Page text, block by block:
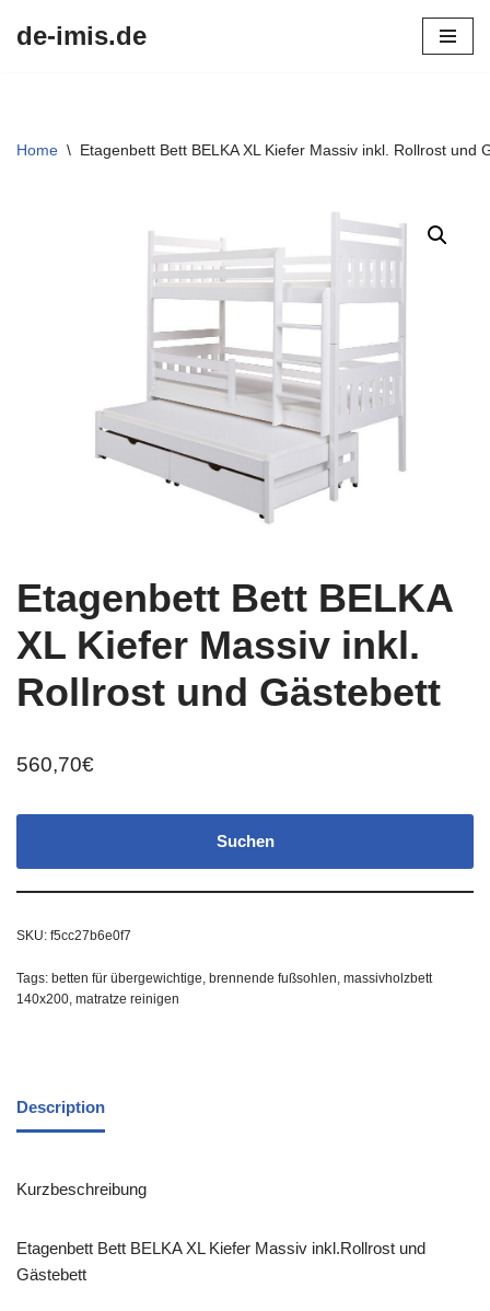
de-imis.de
Home \ Etagenbett Bett BELKA XL Kiefer Massiv inkl. Rollrost und
Etagenbett Bett BELKA
XL Kiefer Massiv inkl.
Rollrost und Gästebett
560,70€
Suchen
SKU: f5cc27b6e0f7
Tags: betten für übergewichtige, brennende fußsohlen, massivholzbett
140x200, matratze reinigen
Description
Kurzbeschreibung
Etagenbett Bett BELKA XL Kiefer Massiv inkl.Rollrost und
Gästebett